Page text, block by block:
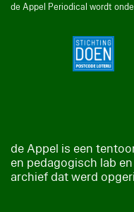
de Appel Periodical wordt
de Appel is een
en pedagogisch lab
archief dat werd